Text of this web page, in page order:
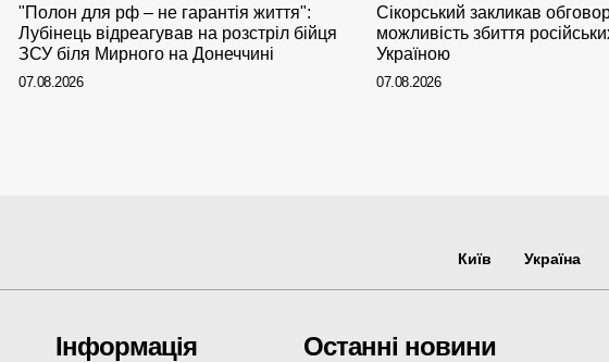
"Полон для рф – не гарантія життя":
Лубінець відреагував на розстріл бійця
ЗСУ біля Мирного на Донеччині
07.08.2026
Сікорський закликав
можливість збиття
Україною
07.08.2026
Київ Україна
Інформація Останні новини